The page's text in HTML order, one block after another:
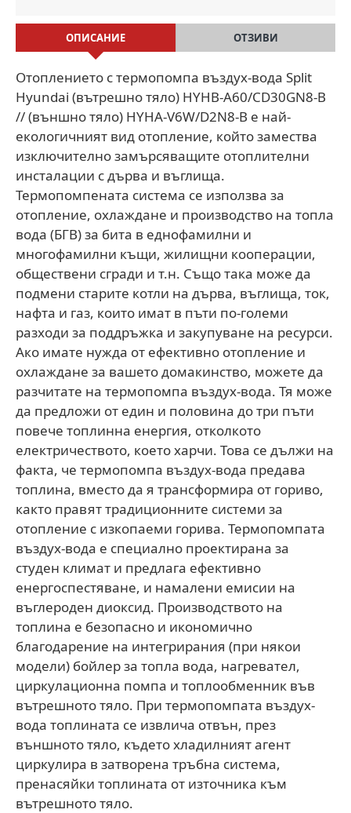
ОПИСАНИЕ ОТЗИВИ
Отоплението с термопомпа въздух-вода Split
Hyundai (вътрешно тяло) HYHB-A60/CD30GN8-B
// (външно тяло) HYHA-V6W/D2N8-B е най-
екологичният вид отопление, който замества
изключително замърсяващите отоплителни
инсталации с дърва и въглища.
Термопомпената система се използва за
отопление, охлаждане и производство на топла
вода (БГВ) за бита в еднофамилни и
многофамилни къщи, жилищни кооперации,
обществени сгради и т.н. Също така може да
подмени старите котли на дърва, въглища, ток,
нафта и газ, които имат в пъти по-големи
разходи за поддръжка и закупуване на ресурси.
Ако имате нужда от ефективно отопление и
охлаждане за вашето домакинство, можете да
разчитате на термопомпа въздух-вода. Тя може
да предложи от един и половина до три пъти
повече топлинна енергия, отколкото
електричеството, което харчи. Това се дължи на
факта, че термопомпа въздух-вода предава
топлина, вместо да я трансформира от гориво,
както правят традиционните системи за
отопление с изкопаеми горива. Термопомпата
въздух-вода е специално проектирана за
студен климат и предлага ефективно
енергоспестяване, и намалени емисии на
въглероден диоксид. Производството на
топлина е безопасно и икономично
благодарение на интегрирания (при някои
модели) бойлер за топла вода, нагревател,
циркулационна помпа и топлообменник във
вътрешното тяло. При термопомпата въздух-
вода топлината се извлича отвън, през
външното тяло, където хладилният агент
циркулира в затворена тръбна система,
пренасяйки топлината от източника към
вътрешното тяло.